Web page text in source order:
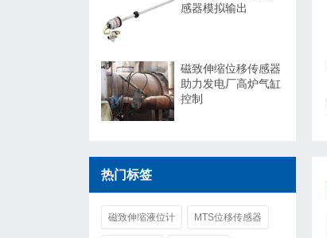
感器模拟输出
磁致伸缩位移传感器
助力发电厂高炉气缸
控制
热门标签
磁致伸缩液位计 MTS位移传感器